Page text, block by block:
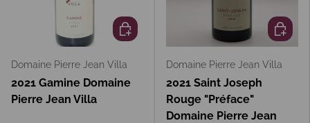
Domaine Pierre Jean Villa
2021 Gamine Domaine
Pierre Jean Villa
In den Warenkorb
Domaine Pierre Jean Villa
2021 Saint Joseph
Rouge "Préface"
Domaine Pierre Jean
In den